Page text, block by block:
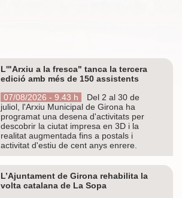
L'"Arxiu a la fresca" tanca la tercera
edició amb més de 150 assistents
07/08/2026 - 9.43 h
Del 2 al 30 de
juliol, l'Arxiu Municipal de Girona ha
programat una desena d'activitats per
descobrir la ciutat impresa en 3D i la
realitat augmentada fins a postals i
activitat d'estiu de cent anys enrere.
L’Ajuntament de Girona rehabilita la
volta catalana de La Sopa